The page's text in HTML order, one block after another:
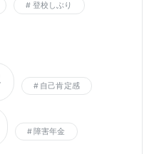
登校しぶり
自己肯定感
障害年金